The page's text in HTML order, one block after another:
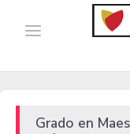
Grado en